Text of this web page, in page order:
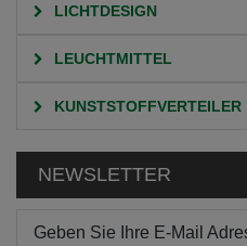
LICHTDESIGN
LEUCHTMITTEL
KUNSTSTOFFVERTEILER
NEWSLETTER
Geben Sie Ihre E-Mail